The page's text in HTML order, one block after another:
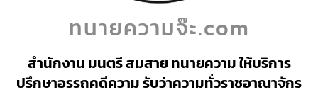
ทนายความจ๊ะ.com
สำนักงาน มนตรี สมสาย ทนายความ ให้บริการ
ปรึกษาอรรถคดีความ รับว่าความทั่วราชอาณาจักร